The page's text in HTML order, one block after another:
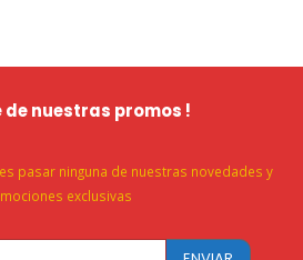
de nuestras promos !
pasar ninguna de nuestras novedades y
exclusivas